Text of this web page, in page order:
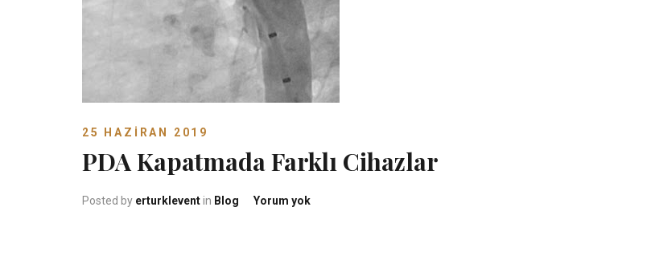
25 HAZIRAN 2019
PDA Kapatmada Farklı Cihazlar
Posted by erturkleventin Blog Yorum yokPDA Kapatmada Farklı Cihazlar